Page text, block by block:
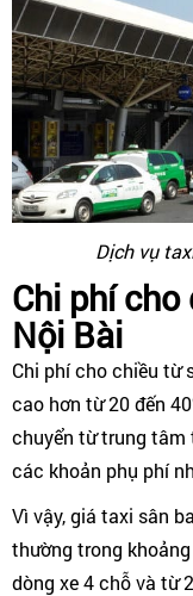
Dịch vụ
Chi phí
Nội Bài
Chi phí cho chiều từ
cao hơn từ 20 đến
chuyển từ trung tâm
các khoản phụ phí
Vì vậy, giá taxi sân
thường trong
dòng xe 4 chỗ và từ